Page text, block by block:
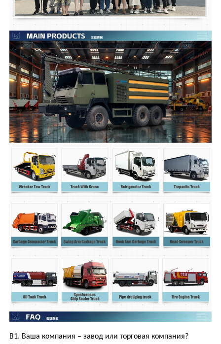
В1. Ваша компания – завод или торговая компания?